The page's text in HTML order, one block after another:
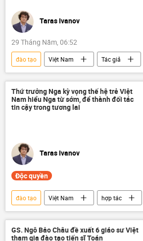
người lao độngTaras Ivanov
29 Tháng Năm, 06:52
đào tạo Việt Nam
Tác giả
Quan điểm-Ý kiến
giáo dục
Khoa học
Trung tâm Khoa học và Văn Hóa Nga
ngôn ngữ
Hợp tác Nga-Việt
Văn hóa
Thứ trưởng Nga kỳ vọng thế hệ trẻ Việt
Nam hiểu Nga từ sớm, để thành đối tác
tin cậy trong tương lai
Taras Ivanov
Độc quyền
đào tạo Việt Nam
hợp tác
Hợp tác Nga-Việt
giáo dục
Bộ Giáo dục và Đào Tạo
Khoa học
GS. Ngô Bảo Châu đề xuất 6 giáo sư Việt
tham gia đào tạo tiến sĩ Toán